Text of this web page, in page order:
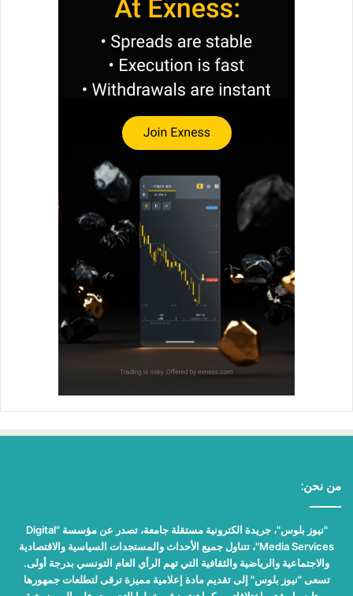
من نحن:
"نيوز بلوس"، جريدة الكترونية مستقلة جامعة، تصدر عن مؤسسة "Digital
Media Services"، تتناول جميع الأحداث والمستجدات السياسية والاقتصادية
والاجتماعية والرياضية والثقافية التي تهم الرأي العام التونسي بدرجة أولى.
تسعى "نيوز بلوس" إلى تقديم مادة إعلامية مميزة ترقى لتطلعات جمهورها